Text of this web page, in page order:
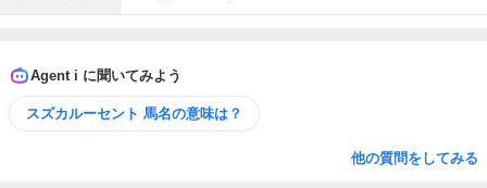
Agent i に聞いてみよう
スズカルーセント 馬名の意味は？
他の質問をしてみる